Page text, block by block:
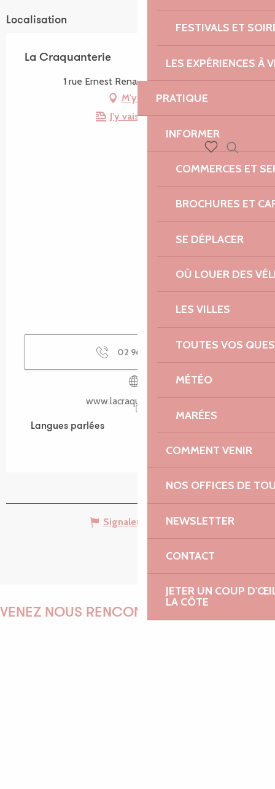
FESTIVALS ET
LES EXPÉRIENCES À
PRATIQUE
INFORMER
COMMERCES ET
BROCHURES ET
SE DÉPLACER
OÙ LOUER DES
LES VILLES
TOUTES VOS
MÉTÉO
MARÉES
COMMENT VENIR
NOS OFFICES DE
NEWSLETTER
CONTACT
JETER UN COUP
LA CÔTE
Voir les favoris
Localisation
La Craquanterie
1 rue Ernest Renan, 22220 Tréguier
M'y rendre
J'y vais en train !
02 96 92 32
www.lacraquanterie.com
Langues parlées
Langues parlées
Signaler une erreur
VENEZ NOUS RENCONTRER !